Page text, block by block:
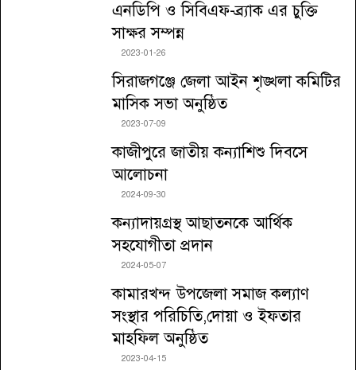
এনডিপি ও সিবিএফ-ব্র্যাক এর চুক্তি
সাক্ষর সম্পন্ন
2023-01-26
সিরাজগঞ্জে জেলা আইন শৃঙ্খলা কমিটির
মাসিক সভা অনুষ্ঠিত
2023-07-09
কাজীপুরে জাতীয় কন্যাশিশু দিবসে
আলোচনা
2024-09-30
কন্যাদায়গ্রস্থ আছাতনকে আর্থিক
সহযোগীতা প্রদান
2024-05-07
কামারখন্দ উপজেলা সমাজ কল্যাণ
সংস্থার পরিচিতি,দোয়া ও ইফতার
মাহফিল অনুষ্ঠিত
2023-04-15